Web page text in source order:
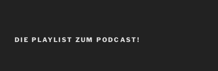
DIE PLAYLIST ZUM PODCAST!